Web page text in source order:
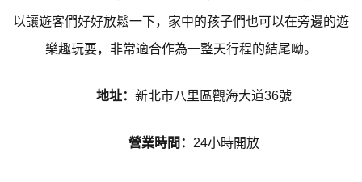
以讓遊客們好好放鬆一下，家中的孩子們也可以在旁邊的遊
樂趣玩耍，非常適合作為一整天行程的結尾呦。
地址： 新北市八里區觀海大道36號
營業時間： 24小時開放